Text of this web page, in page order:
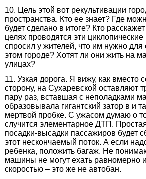
10. Цель этой вот рекультивации
пространства. Кто ее знает? Где
будет сделано в итоге? Кто
целях проводятся эти
спросил у жителей, что им нужно для
этом городе? Хотят ли они жить на
улицах?
11. Узкая дорога. Я вижу, как вместо
сторону, на Сухаревской оставляют
пару раз, вставшая с неполадками
образовывала гигантский затор в и
мертвой пробке. С ужасом думаю о
случится элементарное ДТП.
посадки-высадки пассажиров будет
этот нескончаемый поток. А если
ребенка, положить багаж. Не
машины не могут ехать равномерно
скоростью – это же не автобан.